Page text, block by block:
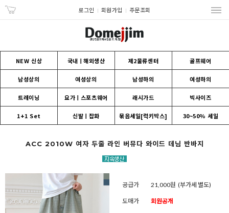
로그인 회원가입 주문조회
NEW 신상 국내ㅣ해외생산 제2물류센터 골프웨어
남성상의 여성상의 남성하의 여성하의
트레이닝 요가ㅣ스포츠웨어 래시가드 빅사이즈
1+1 Set 신발ㅣ잡화 묶음세일[럭키박스] 30~50% 세일
ACC 2010W 여자 두줄 라인 버뮤다 와이드 데님 반바지
공급가 21,000원 (부가세 별도)
도매가 회원공개